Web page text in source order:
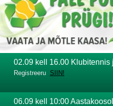
02.09 kell 16.00
Registreeru SIIN!
06.09 kell 10:00